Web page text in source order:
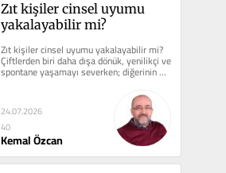
Zıt kişiler cinsel uyumu
yakalayabilir mi?
Zıt kişiler cinsel uyumu yakalayabilir mi?
Çiftlerden biri daha dışa dönük, yenilikçi ve
spontane yaşamayı severken; diğerinin
daha içe...
24.07.2026
40
Kemal Özcan